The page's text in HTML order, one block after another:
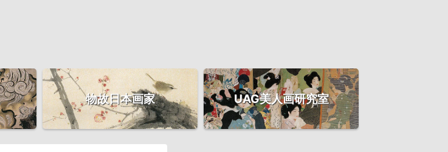
物故日本画家 UAG美人画研究室